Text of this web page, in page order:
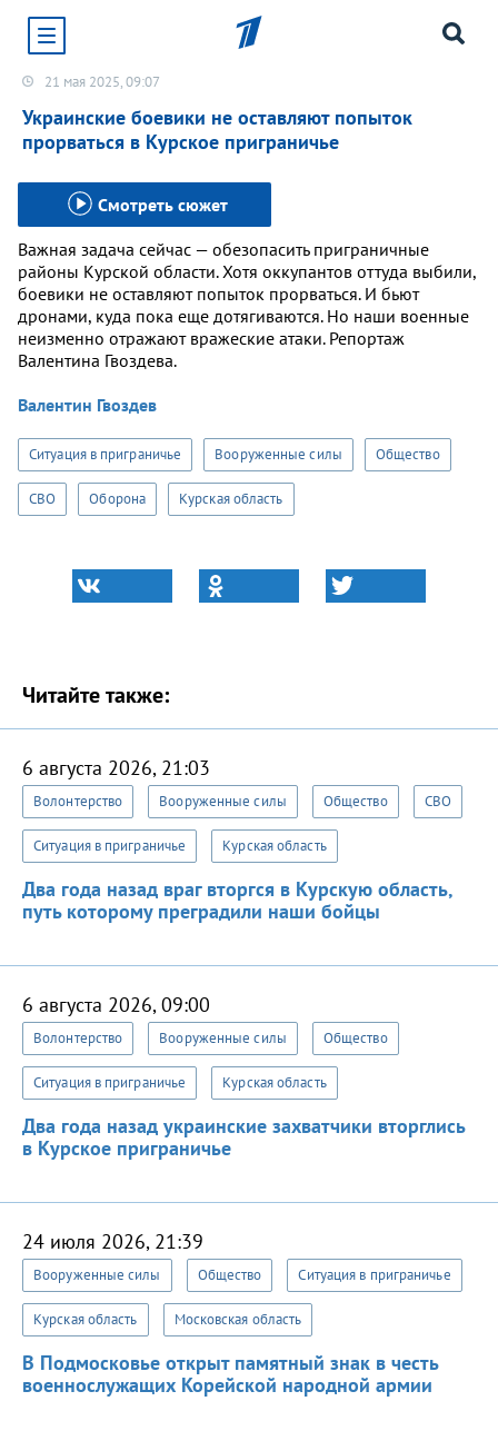
Хотите получать уведомления от сайта «Первого
канала»?
Да Не сейчас
21 мая 2025, 09:07
Украинские боевики не оставляют попыток
прорваться в Курское приграничье
Смотреть сюжет
Важная задача сейчас — обезопасить приграничные
районы Курской области. Хотя оккупантов оттуда выбили,
боевики не оставляют попыток прорваться. И бьют
дронами, куда пока еще дотягиваются. Но наши военные
неизменно отражают вражеские атаки. Репортаж
Валентина Гвоздева.
Валентин Гвоздев
Ситуация в приграничье Вооруженные силы Общество
СВО Оборона Курская область
Читайте также:
6 августа 2026, 21:03
Волонтерство Вооруженные силы Общество СВО
Ситуация в приграничье Курская область
Два года назад враг вторгся в Курскую область,
путь которому преградили наши бойцы
6 августа 2026, 09:00
Волонтерство Вооруженные силы Общество
Ситуация в приграничье Курская область
Два года назад украинские захватчики вторглись
в Курское приграничье
24 июля 2026, 21:39
Вооруженные силы Общество Ситуация в приграничье
Курская область Московская область
В Подмосковье открыт памятный знак в честь
военнослужащих Корейской народной армии